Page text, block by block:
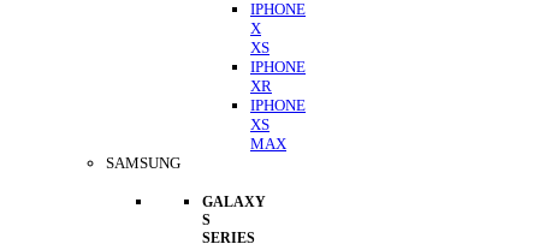
IPHONE
X
XS
IPHONE
XR
IPHONE
XS
MAX
SAMSUNG
GALAXY
S
SERIES